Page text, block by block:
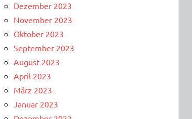
Dezember 2023
November 2023
Oktober 2023
September 2023
August 2023
April 2023
März 2023
Januar 2023